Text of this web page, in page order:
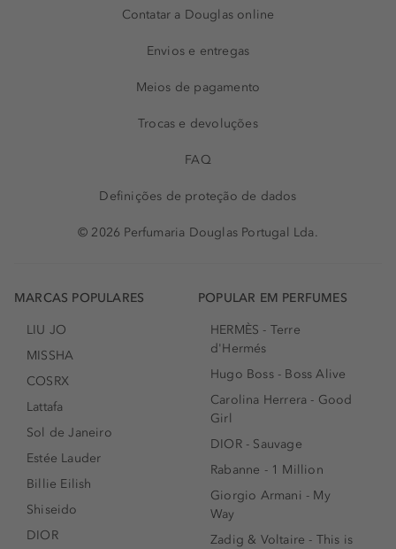
Contatar a Douglas online
Envios e entregas
Meios de pagamento
Trocas e devoluções
FAQ
Definições de proteção de dados
© 2026 Perfumaria Douglas Portugal Lda.
MARCAS POPULARES
LIU JO
MISSHA
COSRX
Lattafa
Sol de Janeiro
Estée Lauder
Billie Eilish
Shiseido
DIOR
POPULAR EM PERFUMES
HERMÈS - Terre
d'Hermés
Hugo Boss - Boss Alive
Carolina Herrera - Good
Girl
DIOR - Sauvage
Rabanne - 1 Million
Giorgio Armani - My
Way
Zadig & Voltaire - This is